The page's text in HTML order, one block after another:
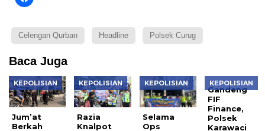
Celengan Qurban Headline Polsek Curug
Baca Juga
KEPOLISIAN
Jum’at
Berkah
KEPOLISIAN
Razia
Knalpot
KEPOLISIAN
Selama
Ops
KEPOLISIAN
Gandeng
FIF
Finance,
Polsek
Karawaci